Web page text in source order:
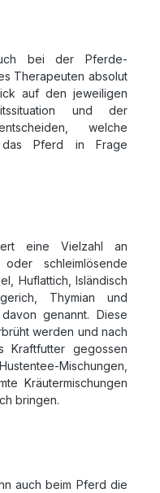
bei der Pferde-
Therapeuten absolut
auf den jeweiligen
und der
welche
das Pferd in Frage
eine Vielzahl an
schleimlösende
Huflattich, Isländisch
Thymian und
genannt. Diese
werden und nach
Kraftfutter gegossen
Mischungen,
Kräutermischungen
bringen.
auch beim Pferd die